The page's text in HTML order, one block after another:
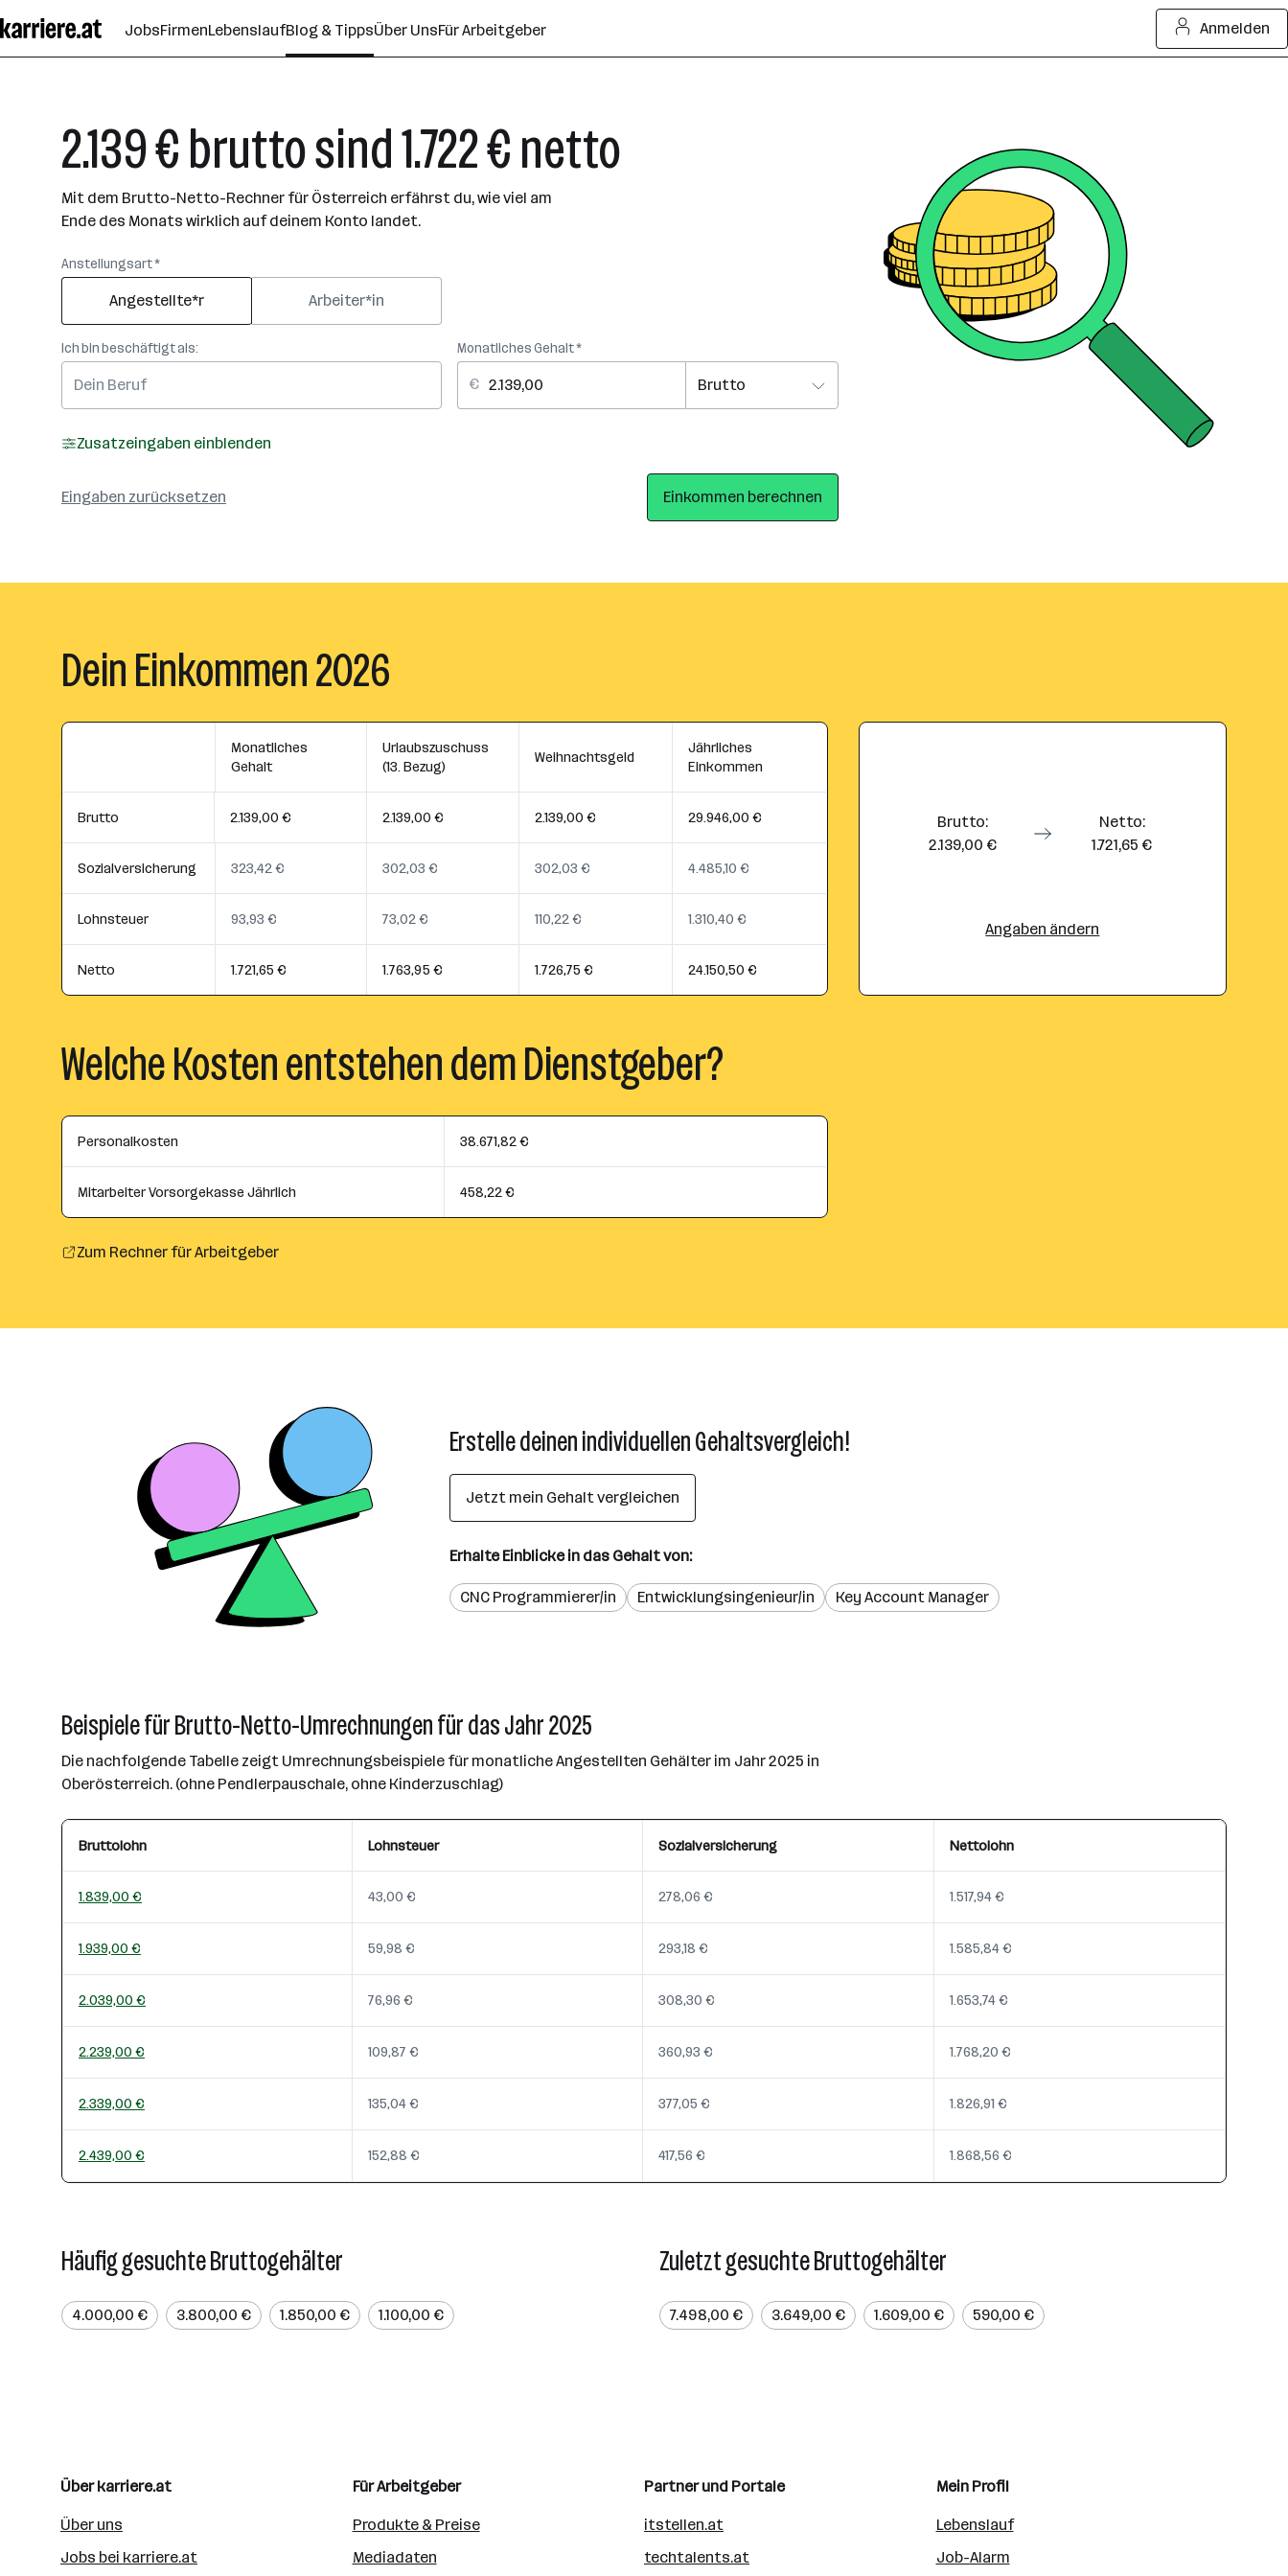
Seiteninhalt
springen
JobsFirmenLebenslaufBlog & TippsÜber UnsFür Arbeitgeber Anmelden
2.139 € brutto sind 1.722 € netto
Mit dem Brutto-Netto-Rechner für Österreich erfährst du, wie viel am
Ende des Monats wirklich auf deinem Konto landet.
Anstellungsart *
Angestellte*r Arbeiter*in
Ich bin beschäftigt als: Monatliches Gehalt *
Zusatzeingaben einblenden
Eingaben zurücksetzen Einkommen berechnen
Dein Einkommen 2026
Monatliches
Gehalt
Urlaubszuschuss
(13. Bezug)
Weihnachtsgeld
Jährliches
Einkommen
Brutto 2.139,00 € 2.139,00 € 2.139,00 € 29.946,00 €
Sozialversicherung 323,42 € 302,03 € 302,03 € 4.485,10 €
Lohnsteuer 93,93 € 73,02 € 110,22 € 1.310,40 €
Netto 1.721,65 € 1.763,95 € 1.726,75 € 24.150,50 €
Brutto:
2.139,00 €
Netto:
1.721,65 €
Angaben ändern
Welche Kosten entstehen dem Dienstgeber?
Personalkosten 38.671,82 €
Mitarbeiter Vorsorgekasse Jährlich 458,22 €
Zum Rechner für Arbeitgeber
Erstelle deinen individuellen Gehaltsvergleich!
Jetzt mein Gehalt vergleichen
Erhalte Einblicke in das Gehalt von:
CNC Programmierer/in Entwicklungsingenieur/in Key Account Manager
Beispiele für Brutto-Netto-Umrechnungen für das Jahr 2025
Die nachfolgende Tabelle zeigt Umrechnungsbeispiele für monatliche Angestellten Gehälter im Jahr 2025 in
Oberösterreich. (ohne Pendlerpauschale, ohne Kinderzuschlag)
Bruttolohn Lohnsteuer Sozialversicherung Nettolohn
1.839,00 € 43,00 € 278,06 € 1.517,94 €
1.939,00 € 59,98 € 293,18 € 1.585,84 €
2.039,00 € 76,96 € 308,30 € 1.653,74 €
2.239,00 € 109,87 € 360,93 € 1.768,20 €
2.339,00 € 135,04 € 377,05 € 1.826,91 €
2.439,00 € 152,88 € 417,56 € 1.868,56 €
Häufig gesuchte Bruttogehälter
4.000,00 € 3.800,00 € 1.850,00 € 1.100,00 €
Zuletzt gesuchte Bruttogehälter
7.498,00 € 3.649,00 € 1.609,00 € 590,00 €
Über karriere.at
Über uns
Jobs bei karriere.at
Für Arbeitgeber
Produkte & Preise
Mediadaten
Partner und Portale
itstellen.at
techtalents.at
Mein Profil
Lebenslauf
Job-Alarm